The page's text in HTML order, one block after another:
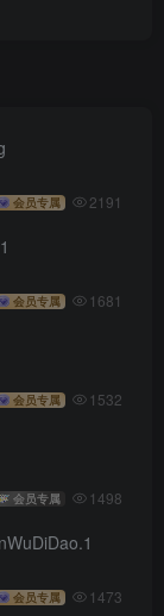
会员专属 2191
会员专属 1681
会员专属 1532
会员专属 1498
会员专属 1473